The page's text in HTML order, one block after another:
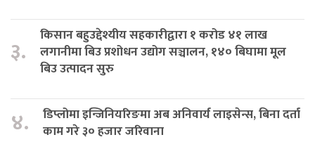
३.
किसान बहुउद्देश्यीय सहकारीद्वारा १ करोड ४१ लाख
लगानीमा बिउ प्रशोधन उद्योग सञ्चालन, १४० बिघामा मूल
बिउ उत्पादन सुरु
४.
डिप्लोमा इन्जिनियरिङमा अब अनिवार्य लाइसेन्स, बिना दर्ता
काम गरे ३० हजार जरिवाना